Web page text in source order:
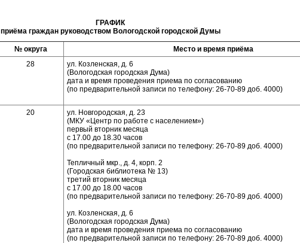
ГРАФИК
приёма граждан руководством Вологодской городской Думы
№ округа
Место и время приёма
28
ул. Козленская, д. 6
(Вологодская городская Дума)
дата и время проведения приема по согласованию
(по предварительной записи по телефону: 26-70-89 доб. 4000)
20
ул. Новгородская, д. 23
(МКУ «Центр по работе с населением»)
первый вторник месяца
с 17.00 до 18.30 часов
(по предварительной записи по телефону: 26-70-89 доб. 4000)
Тепличный мкр., д. 4, корп. 2
(Городская библиотека № 13)
третий вторник месяца
с 17.00 до 18.00 часов
(по предварительной записи по телефону: 26-70-89 доб. 4000)
ул. Козленская, д. 6
(Вологодская городская Дума)
дата и время проведения приема по согласованию
(по предварительной записи по телефону: 26-70-89 доб. 4000)